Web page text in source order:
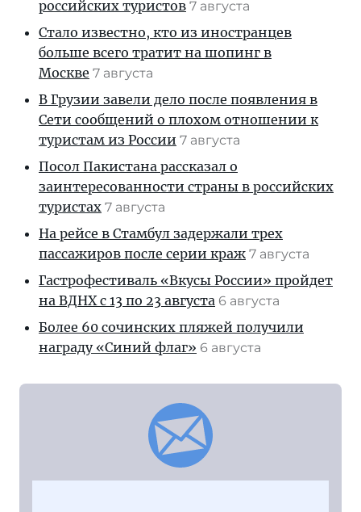
российских туристов 7 августа
Стало известно, кто из иностранцев
больше всего тратит на шопинг в
Москве 7 августа
В Грузии завели дело после появления в
Сети сообщений о плохом отношении к
туристам из России 7 августа
Посол Пакистана рассказал о
заинтересованности страны в российских
туристах 7 августа
На рейсе в Стамбул задержали трех
пассажиров после серии краж 7 августа
Гастрофестиваль «Вкусы России» пройдет
на ВДНХ с 13 по 23 августа 6 августа
Более 60 сочинских пляжей получили
награду «Синий флаг» 6 августа